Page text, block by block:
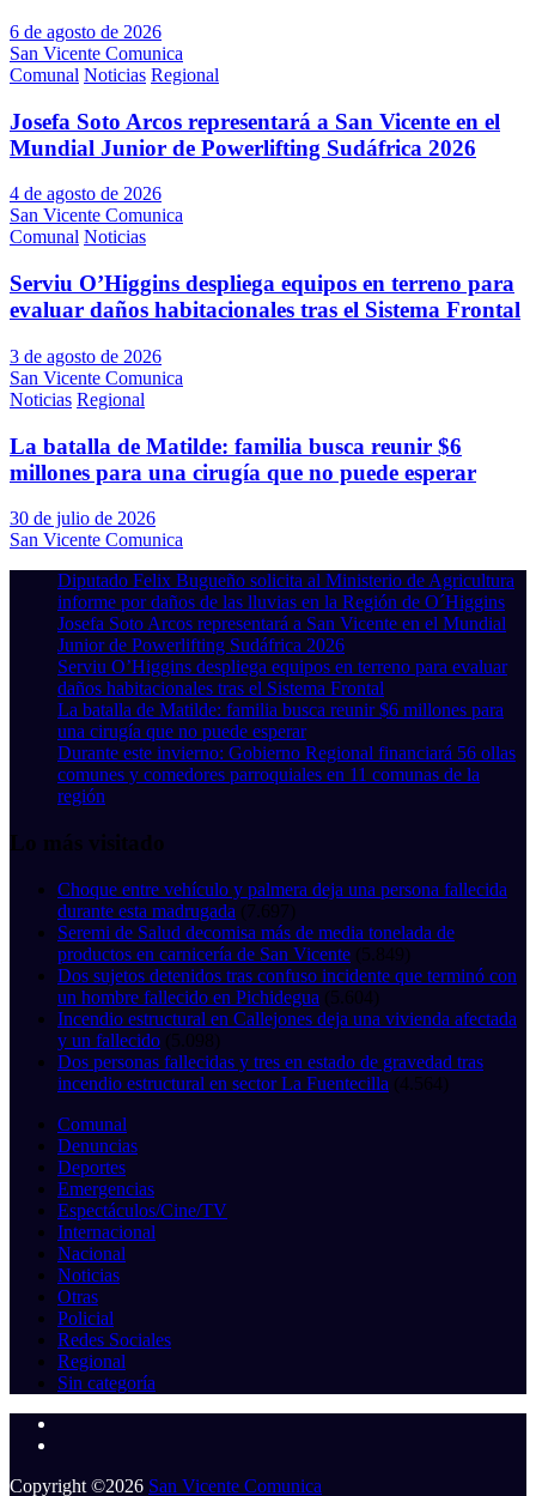
6 de agosto de 2026
San Vicente Comunica
Comunal Noticias Regional
Josefa Soto Arcos representará a San Vicente en el
Mundial Junior de Powerlifting Sudáfrica 2026
4 de agosto de 2026
San Vicente Comunica
Comunal Noticias
Serviu O’Higgins despliega equipos en terreno para
evaluar daños habitacionales tras el Sistema Frontal
3 de agosto de 2026
San Vicente Comunica
Noticias Regional
La batalla de Matilde: familia busca reunir $6
millones para una cirugía que no puede esperar
30 de julio de 2026
San Vicente Comunica
Diputado Felix Bugueño solicita al Ministerio de Agricultura
informe por daños de las lluvias en la Región de O´Higgins
Josefa Soto Arcos representará a San Vicente en el Mundial
Junior de Powerlifting Sudáfrica 2026
Serviu O’Higgins despliega equipos en terreno para evaluar
daños habitacionales tras el Sistema Frontal
La batalla de Matilde: familia busca reunir $6 millones para
una cirugía que no puede esperar
Durante este invierno: Gobierno Regional financiará 56 ollas
comunes y comedores parroquiales en 11 comunas de la
región
Lo más visitado
Choque entre vehículo y palmera deja una persona fallecida
durante esta madrugada (7.697)
Seremi de Salud decomisa más de media tonelada de
productos en carnicería de San Vicente (5.849)
Dos sujetos detenidos tras confuso incidente que terminó con
un hombre fallecido en Pichidegua (5.604)
Incendio estructural en Callejones deja una vivienda afectada
y un fallecido (5.098)
Dos personas fallecidas y tres en estado de gravedad tras
incendio estructural en sector La Fuentecilla (4.564)
Comunal
Denuncias
Deportes
Emergencias
Espectáculos/Cine/TV
Internacional
Nacional
Noticias
Otras
Policial
Redes Sociales
Regional
Sin categoría
Copyright ©2026 San Vicente Comunica